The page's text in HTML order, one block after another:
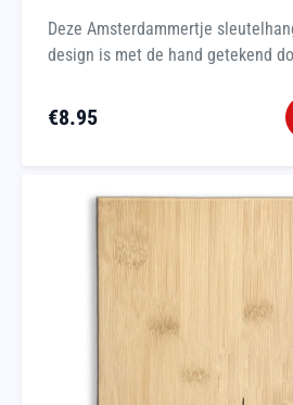
Deze Amsterdammertje
design is met de hand getekend
€8.95